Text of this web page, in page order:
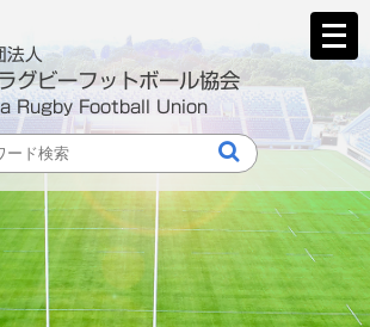
法人
グビーフットボール協会
Rugby Football Union
メ
ニ
ー
を
開